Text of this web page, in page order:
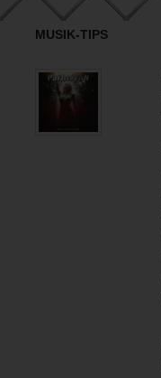
MUSIK-TIPS